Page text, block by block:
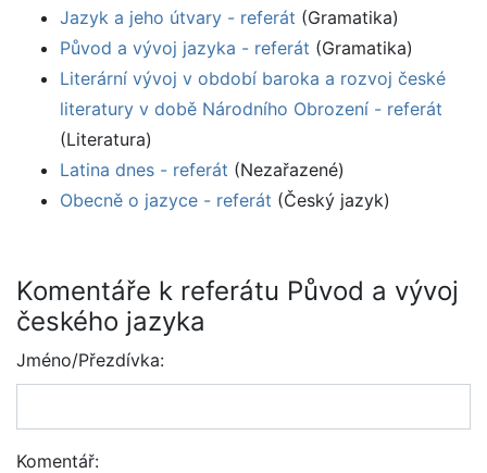
Jazyk a jeho útvary - referát (Gramatika)
Původ a vývoj jazyka - referát (Gramatika)
Literární vývoj v období baroka a rozvoj české
literatury v době Národního Obrození - referát
(Literatura)
Latina dnes - referát (Nezařazené)
Obecně o jazyce - referát (Český jazyk)
Komentáře k referátu Původ a vývoj
českého jazyka
Jméno/Přezdívka:
Komentář: